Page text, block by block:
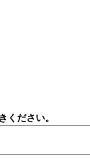
ください。